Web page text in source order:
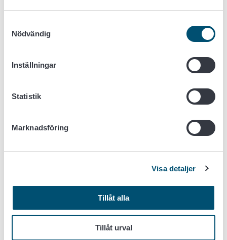
Nödvändig
Inställningar
Statistik
Marknadsföring
Visa detaljer
Tillåt alla
Tillåt urval
Kommissionens delegerade förordning (EU)
och rådets förordning (EU) 2016/429 vad gäller
landlevande djur och kläckerier samt om spårbarhet
för vissa hållna landlevande djur och kläckägg med
Kommissionens genomförandeförordning (EU)
spårbarhet för vissa hållna landlevande djur med
ändringar
Lag om nationella stöd till jordbruket och
trädgårdsodlingen 1559/2001 med ändringar
unionens jordbruksstöd och vissa nationella jord-